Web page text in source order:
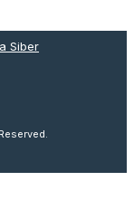
Siber